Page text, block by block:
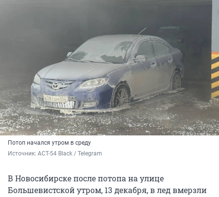
Потоп начался утром в среду
Источник: АСТ-54 Black / Telegram
В Новосибирске после потопа на улице
Большевистской утром, 13 декабря, в лед вмерзли